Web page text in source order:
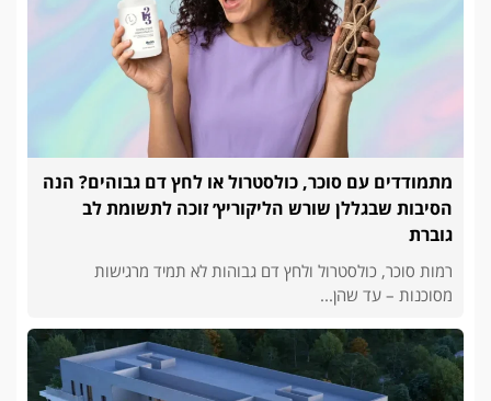
מתמודדים עם סוכר, כולסטרול או לחץ דם גבוהים? הנה
הסיבות שבגללן שורש הליקוריץ׳ זוכה לתשומת לב
גוברת
רמות סוכר, כולסטרול ולחץ דם גבוהות לא תמיד מרגישות
מסוכנות – עד שהן...